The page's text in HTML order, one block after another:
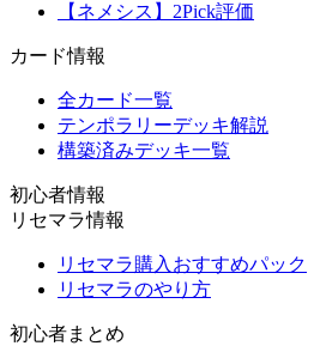
【ネメシス】2Pick評価
カード情報
全カード一覧
テンポラリーデッキ解説
構築済みデッキ一覧
初心者情報
リセマラ情報
リセマラ購入おすすめパック
リセマラのやり方
初心者まとめ